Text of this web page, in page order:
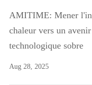
AMITIME: Mener
chaleur vers un
technologique sobre
Aug 28, 2025